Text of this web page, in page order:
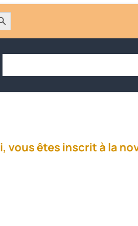
Button
vous êtes inscrit à la